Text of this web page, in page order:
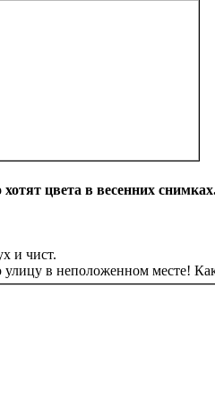
цвета в весенних
и чист.
улицу в неположенном месте!